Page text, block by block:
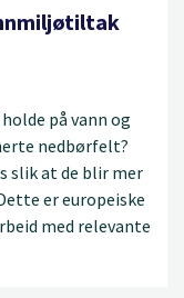
på vann og
nedbørfelt?
slik at de blir mer
er europeiske
med relevante